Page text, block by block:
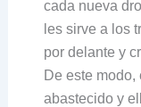
cada nueva
les sirve a los
por delante y
De este
abastecido y